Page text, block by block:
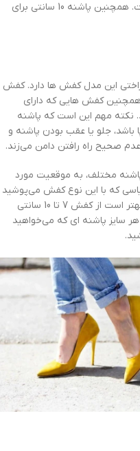
استانداردی جهانی برای محیط‌های کاری است. همچنین پاشنه 10 سانتی برای
راختی این مدل کفش ها دارد. کفش
همچنین کفش هایی که دارای
نکته مهم این است که پاشنه
باشد، جلو یا عقب بودن پاشنه و
وعدم صحیح راه رافتن دامن می‌زند.
پاشنه مختلف، به موقعیت مورد
که با این نوع کفش می‌پوشید
بسیار مهم است. برای لباس های مجلسی بهتر است از کفش 7 تا 10 سانتی
هر سایز پاشنه ای که می‌خواهید